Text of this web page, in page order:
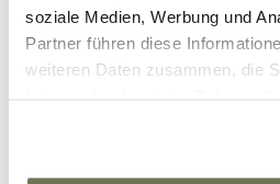
soziale Medien, Werbung und
Partner führen diese
weiteren Daten zusammen, die
Cookies, wenn Sie unsere
Weitere Informationen finden
werden können.
Seid gespannt auf Teil II des